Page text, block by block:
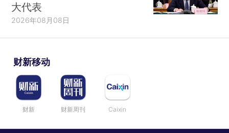
大代表
2026年08月08日
财新移动
财新 财新周刊 Caixin